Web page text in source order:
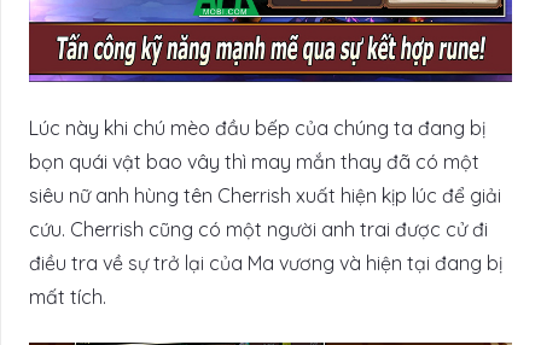
Lúc này khi chú mèo đầu bếp của chúng ta đang bị
bọn quái vật bao vây thì may mắn thay đã có một
siêu nữ anh hùng tên Cherrish xuất hiện kịp lúc để giải
cứu. Cherrish cũng có một người anh trai được cử đi
điều tra về sự trở lại của Ma vương và hiện tại đang bị
mất tích.